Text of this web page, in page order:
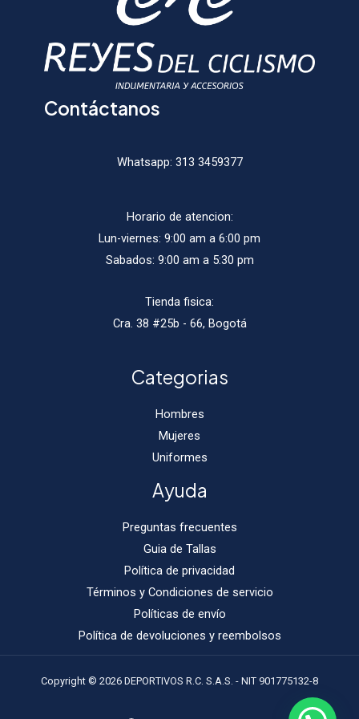
la
de
producto
Contáctanos
Whatsapp: 313 3459377
Horario de atencion:
Lun-viernes: 9:00 am a 6:00 pm
Sabados: 9:00 am a 5:30 pm
Tienda fisica:
Cra. 38 #25b - 66, Bogotá
Categorias
Hombres
Mujeres
Uniformes
Ayuda
Preguntas frecuentes
Guia de Tallas
Política de privacidad
Términos y Condiciones de servicio
Políticas de envío
Política de devoluciones y reembolsos
Copyright © 2026 DEPORTIVOS R.C. S.A.S. - NIT 901775132-8